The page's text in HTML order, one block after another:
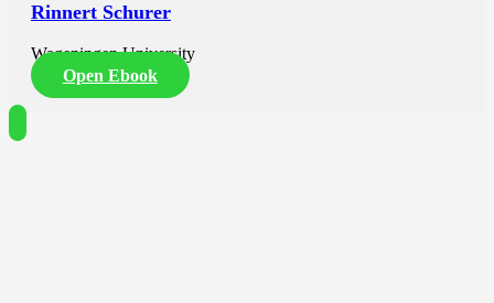
Rinnert Schurer
Wageningen University
Open Ebook